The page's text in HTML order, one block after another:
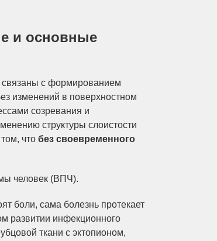
и основные
связаны с формированием
изменений в поверхностном
созревания и
структуры слоистости
что без своевременного
человек (ВПЧ).
боли, сама болезнь протекает
развитии инфекционного
ткани с эктопионом,